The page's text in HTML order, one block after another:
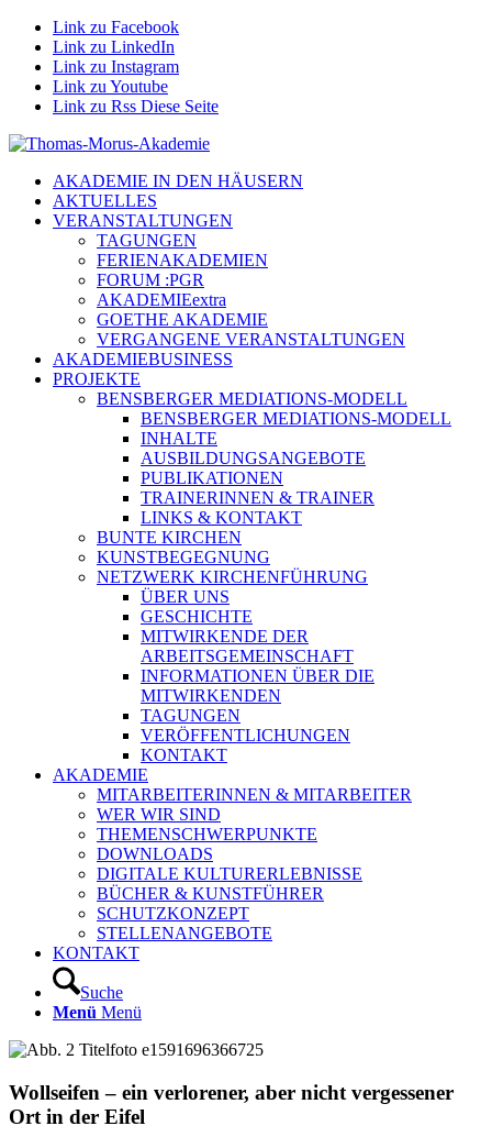
Link zu Facebook
Link zu LinkedIn
Link zu Instagram
Link zu Youtube
Link zu Rss Diese Seite
AKADEMIE IN DEN HÄUSERN
AKTUELLES
VERANSTALTUNGEN
TAGUNGEN
FERIENAKADEMIEN
FORUM :PGR
AKADEMIEextra
GOETHE AKADEMIE
VERGANGENE VERANSTALTUNGEN
AKADEMIEBUSINESS
PROJEKTE
BENSBERGER MEDIATIONS-MODELL
BENSBERGER MEDIATIONS-MODELL
INHALTE
AUSBILDUNGSANGEBOTE
PUBLIKATIONEN
TRAINERINNEN & TRAINER
LINKS & KONTAKT
BUNTE KIRCHEN
KUNSTBEGEGNUNG
NETZWERK KIRCHENFÜHRUNG
ÜBER UNS
GESCHICHTE
MITWIRKENDE DER
ARBEITSGEMEINSCHAFT
INFORMATIONEN ÜBER DIE
MITWIRKENDEN
TAGUNGEN
VERÖFFENTLICHUNGEN
KONTAKT
AKADEMIE
MITARBEITERINNEN & MITARBEITER
WER WIR SIND
THEMENSCHWERPUNKTE
DOWNLOADS
DIGITALE KULTURERLEBNISSE
BÜCHER & KUNSTFÜHRER
SCHUTZKONZEPT
STELLENANGEBOTE
KONTAKT
Suche
Menü Menü
Wollseifen – ein verlorener, aber nicht vergessener
Ort in der Eifel